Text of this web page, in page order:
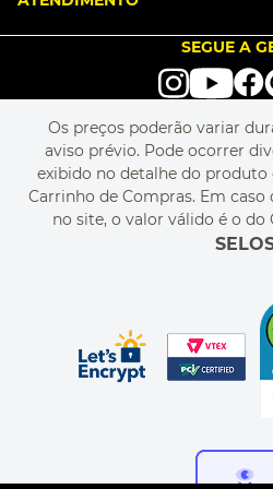
TERMOS DE
POLÍTICA DE
PERGUNTAS
MEU
MEU
CUPONS DE
BLOG
RASTREIE O
MAPA DO
LOVE
SEJA
LIVELO
alô alô
SEGUE A
Os preços poderão variar
aviso prévio. Pode ocorrer
exibido no detalhe do produto
Carrinho de Compras. Em
no site, o valor válido é o do